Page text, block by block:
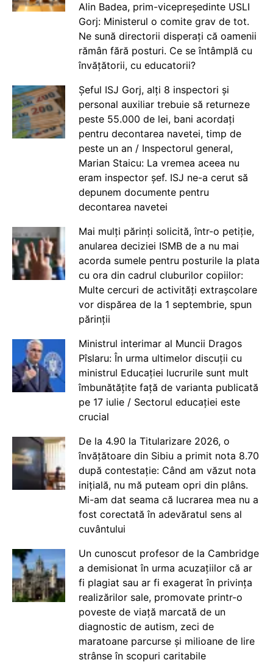
Alin Badea, prim-vicepreședinte USLI
Gorj: Ministerul o comite grav de tot.
Ne sună directorii disperați că oamenii
rămân fără posturi. Ce se întâmplă cu
învățătorii, cu educatorii?
Șeful ISJ Gorj, alți 8 inspectori și
personal auxiliar trebuie să returneze
peste 55.000 de lei, bani acordați
pentru decontarea navetei, timp de
peste un an / Inspectorul general,
Marian Staicu: La vremea aceea nu
eram inspector șef. ISJ ne-a cerut să
depunem documente pentru
decontarea navetei
Mai mulți părinți solicită, într-o petiție,
anularea deciziei ISMB de a nu mai
acorda sumele pentru posturile la plata
cu ora din cadrul cluburilor copiilor:
Multe cercuri de activități extrașcolare
vor dispărea de la 1 septembrie, spun
părinții
Ministrul interimar al Muncii Dragos
Pîslaru: În urma ultimelor discuții cu
ministrul Educației lucrurile sunt mult
îmbunătățite față de varianta publicată
pe 17 iulie / Sectorul educației este
crucial
De la 4.90 la Titularizare 2026, o
învățătoare din Sibiu a primit nota 8.70
după contestație: Când am văzut nota
inițială, nu mă puteam opri din plâns.
Mi-am dat seama că lucrarea mea nu a
fost corectată în adevăratul sens al
cuvântului
Un cunoscut profesor de la Cambridge
a demisionat în urma acuzațiilor că ar
fi plagiat sau ar fi exagerat în privința
realizărilor sale, promovate printr-o
poveste de viață marcată de un
diagnostic de autism, zeci de
maratoane parcurse și milioane de lire
strânse în scopuri caritabile